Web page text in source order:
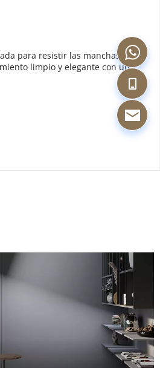
para resistir las manchas de
limpio y elegante con un